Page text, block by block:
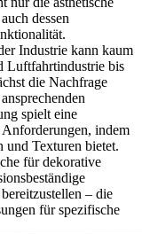
dessen
Industrie kann kaum
Luftfahrtindustrie bis
die Nachfrage
spielt eine
indem
und Texturen bietet.
für dekorative
– die
für spezifische